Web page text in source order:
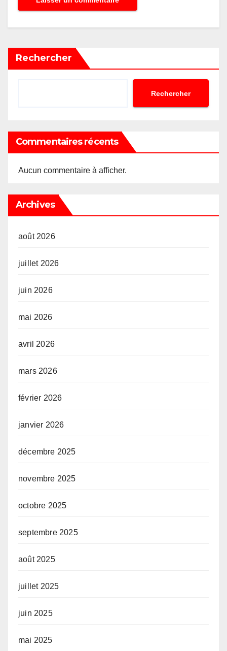
Rechercher
Rechercher
Commentaires récents
Aucun commentaire à afficher.
Archives
août 2026
juillet 2026
juin 2026
mai 2026
avril 2026
mars 2026
février 2026
janvier 2026
décembre 2025
novembre 2025
octobre 2025
septembre 2025
août 2025
juillet 2025
juin 2025
mai 2025